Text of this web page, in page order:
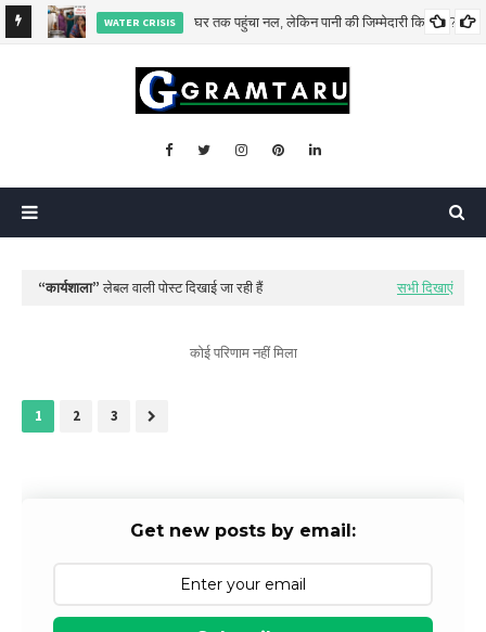
WATER CRISIS घर तक पहुंचा नल, लेकिन पानी की जिम्मेदारी किसकी?
कार्यशाला लेबल वाली पोस्ट दिखाई जा रही हैं सभी दिखाएं
कोई परिणाम नहीं मिला
1 2 3
Get new posts by email: